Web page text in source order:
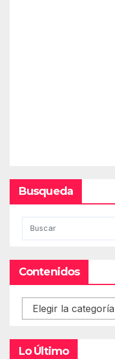
Busqueda
Contenidos
Contenidos
Lo Último